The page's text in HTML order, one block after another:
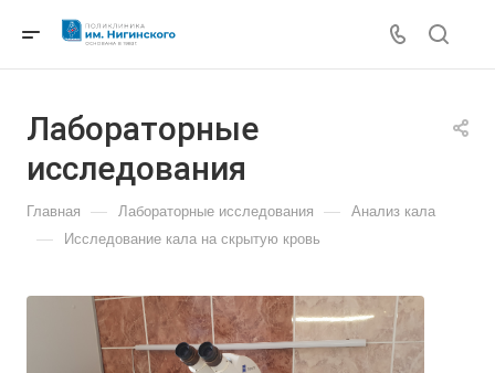
Лабораторные
исследования
Главная — Лабораторные исследования — Анализ кала
— Исследование кала на скрытую кровь